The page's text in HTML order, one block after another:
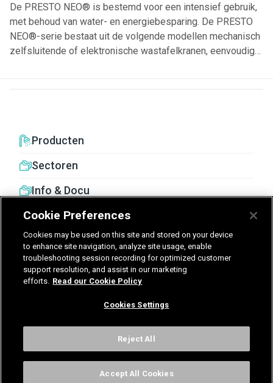
De PRESTO NEO® is bestemd voor een intensief gebruik,
met behoud van water- en energiebesparing. De PRESTO
NEO®-serie bestaat uit de volgende modellen mechanisch
zelfsluitende of elektronische wastafelkranen, eenvoudige
Producten
Sectoren
Info & Docu
United Kingdom Germany Nederland
België - Nederlands
Cookie Preferences
Cookies may be used on this site and stored on your device
to enhance site navigation, analyze site usage, enable
troubleshooting session recording for optimized customer
support resolution, and assist in our marketing
efforts. Read our Cookie Policy
Cookies Settings
Reject All
Accept All Cookies